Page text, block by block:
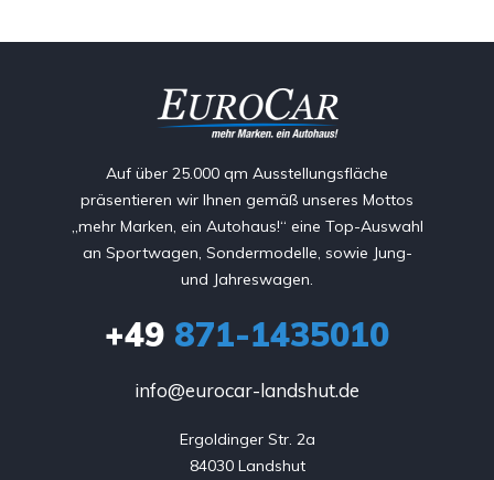
Auf über 25.000 qm Ausstellungsfläche
präsentieren wir Ihnen gemäß unseres Mottos
„mehr Marken, ein Autohaus!“ eine Top-Auswahl
an Sportwagen, Sondermodelle, sowie Jung-
und Jahreswagen.
+49 871-1435010
info@eurocar-landshut.de
Ergoldinger Str. 2a
84030 Landshut